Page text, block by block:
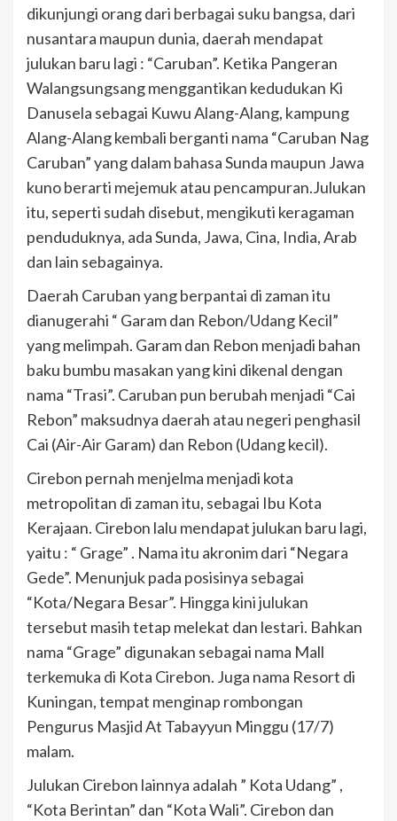
dikunjungi orang dari berbagai suku bangsa, dari
nusantara maupun dunia, daerah mendapat
julukan baru lagi : “Caruban”. Ketika Pangeran
Walangsungsang menggantikan kedudukan Ki
Danusela sebagai Kuwu Alang-Alang, kampung
Alang-Alang kembali berganti nama “Caruban Nag
Caruban” yang dalam bahasa Sunda maupun Jawa
kuno berarti mejemuk atau pencampuran.Julukan
itu, seperti sudah disebut, mengikuti keragaman
penduduknya, ada Sunda, Jawa, Cina, India, Arab
dan lain sebagainya.
Daerah Caruban yang berpantai di zaman itu
dianugerahi “ Garam dan Rebon/Udang Kecil”
yang melimpah. Garam dan Rebon menjadi bahan
baku bumbu masakan yang kini dikenal dengan
nama “Trasi”. Caruban pun berubah menjadi “Cai
Rebon” maksudnya daerah atau negeri penghasil
Cai (Air-Air Garam) dan Rebon (Udang kecil).
Cirebon pernah menjelma menjadi kota
metropolitan di zaman itu, sebagai Ibu Kota
Kerajaan. Cirebon lalu mendapat julukan baru lagi,
yaitu : “ Grage” . Nama itu akronim dari “Negara
Gede”. Menunjuk pada posisinya sebagai
“Kota/Negara Besar”. Hingga kini julukan
tersebut masih tetap melekat dan lestari. Bahkan
nama “Grage” digunakan sebagai nama Mall
terkemuka di Kota Cirebon. Juga nama Resort di
Kuningan, tempat menginap rombongan
Pengurus Masjid At Tabayyun Minggu (17/7)
malam.
Julukan Cirebon lainnya adalah ” Kota Udang” ,
“Kota Berintan” dan “Kota Wali”. Cirebon dan